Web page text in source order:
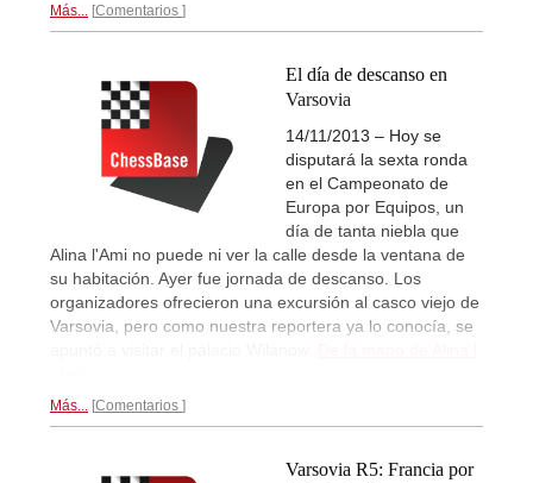
Más... Comentarios
El día de descanso en
Varsovia
14/11/2013 – Hoy se
disputará la sexta ronda
en el Campeonato de
Europa por Equipos, un
día de tanta niebla que
Alina l'Ami no puede ni ver la calle desde la ventana de
su habitación. Ayer fue jornada de descanso. Los
organizadores ofrecieron una excursión al casco viejo de
Varsovia, pero como nuestra reportera ya lo conocía, se
Más... Comentarios
Varsovia R5: Francia por